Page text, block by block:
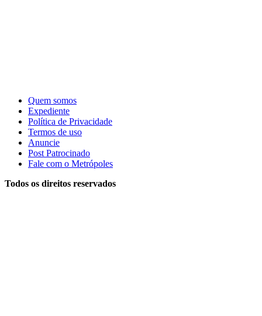
Quem somos
Expediente
Política de Privacidade
Termos de uso
Anuncie
Post Patrocinado
Fale com o Metrópoles
Todos os direitos reservados